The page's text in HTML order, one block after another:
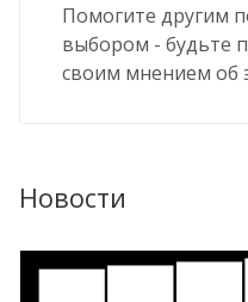
Помогите другим
выбором - будьте
своим мнением об
Новости